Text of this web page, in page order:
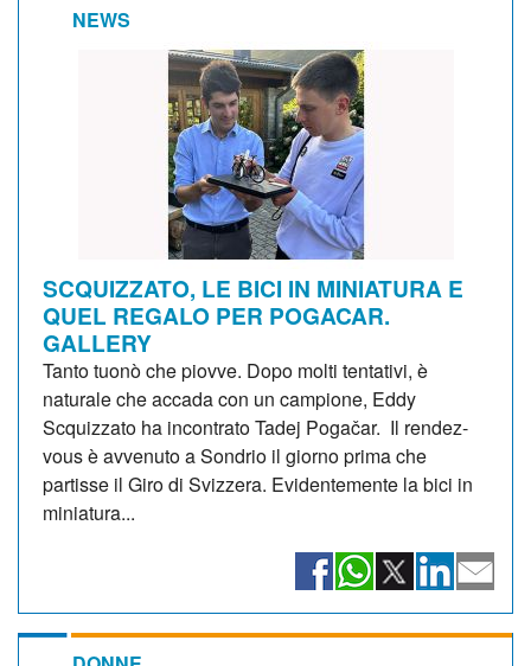
NEWS
SCQUIZZATO, LE BICI IN MINIATURA E
QUEL REGALO PER POGACAR.
GALLERY
Tanto tuonò che piovve. Dopo molti tentativi, è
naturale che accada con un campione, Eddy
Scquizzato ha incontrato Tadej Pogačar. Il rendez-
vous è avvenuto a Sondrio il giorno prima che
partisse il Giro di Svizzera. Evidentemente la bici in
miniatura...